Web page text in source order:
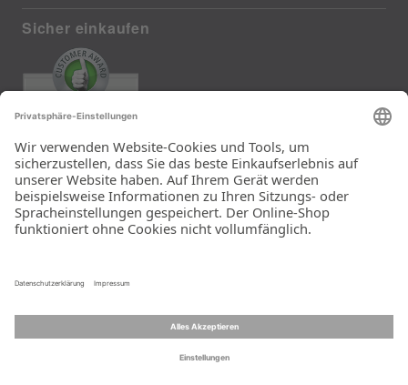
Sicher einkaufen
385 reviews from real customers
(last 12 months)
Total: 11283
Die Auswahl und die
Einfachheit der
Bestellung.